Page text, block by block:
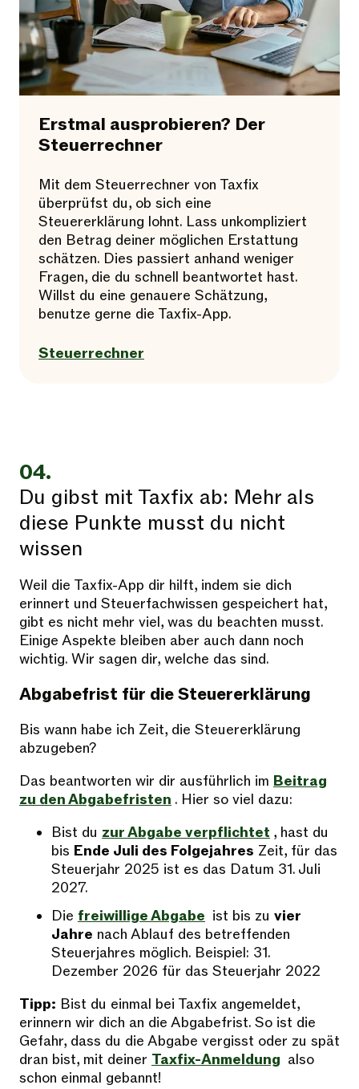
Erstmal ausprobieren? Der
Steuerrechner
Mit dem Steuerrechner von Taxfix
überprüfst du, ob sich eine
Steuererklärung lohnt. Lass unkompliziert
den Betrag deiner möglichen Erstattung
schätzen. Dies passiert anhand weniger
Fragen, die du schnell beantwortet hast.
Willst du eine genauere Schätzung,
benutze gerne die Taxfix-App.
Steuerrechner
04.
Du gibst mit Taxfix ab: Mehr als
diese Punkte musst du nicht
wissen
Weil die Taxfix-App dir hilft, indem sie dich
erinnert und Steuerfachwissen gespeichert hat,
gibt es nicht mehr viel, was du beachten musst.
Einige Aspekte bleiben aber auch dann noch
wichtig. Wir sagen dir, welche das sind.
Abgabefrist für die Steuererklärung
Bis wann habe ich Zeit, die Steuererklärung
abzugeben?
Das beantworten wir dir ausführlich im Beitrag
zu den Abgabefristen . Hier so viel dazu:
Bist du zur Abgabe verpflichtet , hast du
bis Ende Juli des Folgejahres Zeit, für das
Steuerjahr 2025 ist es das Datum 31. Juli
2027.
Die freiwillige Abgabe ist bis zu vier
Jahre nach Ablauf des betreffenden
Steuerjahres möglich. Beispiel: 31.
Dezember 2026 für das Steuerjahr 2022
Tipp: Bist du einmal bei Taxfix angemeldet,
erinnern wir dich an die Abgabefrist. So ist die
Gefahr, dass du die Abgabe vergisst oder zu spät
dran bist, mit deiner Taxfix-Anmeldung also
schon einmal gebannt!